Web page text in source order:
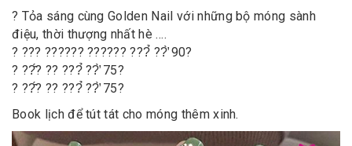
? Tỏa sáng cùng Golden Nail với những bộ móng sành
điệu, thời thượng nhất hè ….
? ??? ?????? ?????? ???̉ ??̛̀ 90?
? ??̂́? ?? ???̉ ??̛̀ 75?
? ??̂́? ?? ???̉ ??̛̀ 75?
Book lịch để tút tát cho móng thêm xinh.